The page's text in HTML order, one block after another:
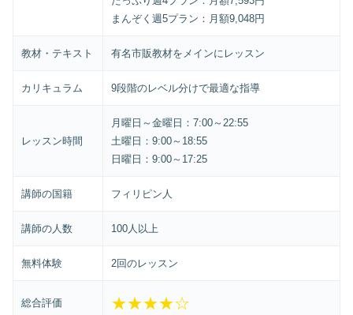
まんぞく週5プラン：月額9,048円
教材・テキスト 有名市販教材をメインにレッスン
カリキュラム 9段階のレベル分けで最適な指導
レッスン時間
月曜日～金曜日：7:00～22:55
土曜日：9:00～18:55
日曜日：9:00～17:25
講師の国籍 フィリピン人
講師の人数 100人以上
無料体験 2回のレッスン
総合評価 ★★★★☆